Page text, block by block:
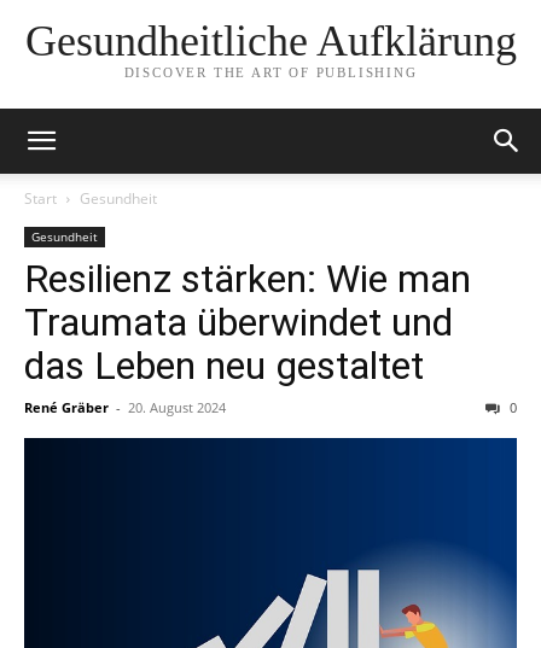
Gesundheitliche Aufklärung
DISCOVER THE ART OF PUBLISHING
Start Gesundheit
Gesundheit
Resilienz stärken: Wie man
Traumata überwindet und
das Leben neu gestaltet
René Gräber - 20. August 2024 0